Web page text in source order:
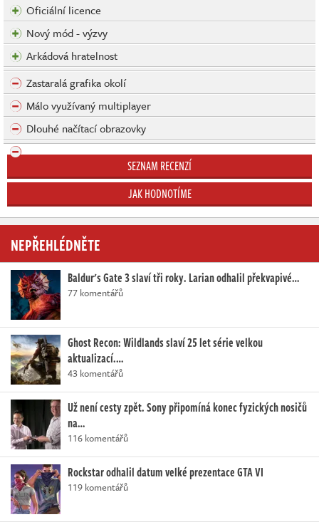
Oficiální licence
Nový mód - výzvy
Arkádová hratelnost
Zastaralá grafika okolí
Málo využívaný multiplayer
Dlouhé načítací obrazovky
SEZNAM RECENZÍ
JAK HODNOTÍME
NEPŘEHLÉDNĚTE
Baldur's Gate 3 slaví tři roky. Larian odhalil překvapivé…
77 komentářů
Ghost Recon: Wildlands slaví 25 let série velkou
aktualizací.…
43 komentářů
Už není cesty zpět. Sony připomíná konec fyzických nosičů
na…
116 komentářů
Rockstar odhalil datum velké prezentace GTA VI
119 komentářů